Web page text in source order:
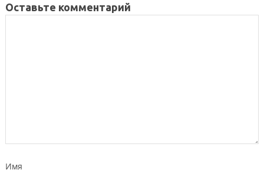
Оставьте комментарий
Имя